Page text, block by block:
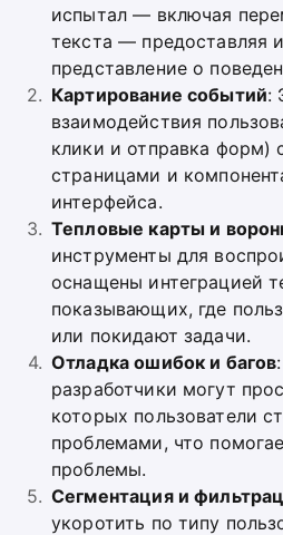
испытал — включая
текста — предоставляя
представление о
Картирование событий:
взаимодействия
клики и отправка форм)
страницами и
интерфейса.
Тепловые карты и
инструменты для
оснащены интеграцией
показывающих, где
или покидают задачи.
Отладка ошибок и багов
разработчики могут
которых пользователи
проблемами, что
проблемы.
Сегментация и
укоротить по типу